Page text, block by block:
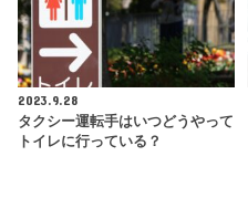
2023.9.28
タクシー運転手はいつどうやって
トイレに行っている？